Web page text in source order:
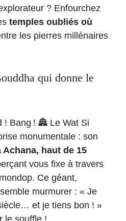
? Enfourchez
temples oubliés où
les pierres millénaires
qui donne le
! Bang ! 🏯 Le Wat Si
monumentale : son
haut de 15
vous fixe à travers
Ce géant,
murmurer : « Je
et je tiens bon ! »
le souffle !